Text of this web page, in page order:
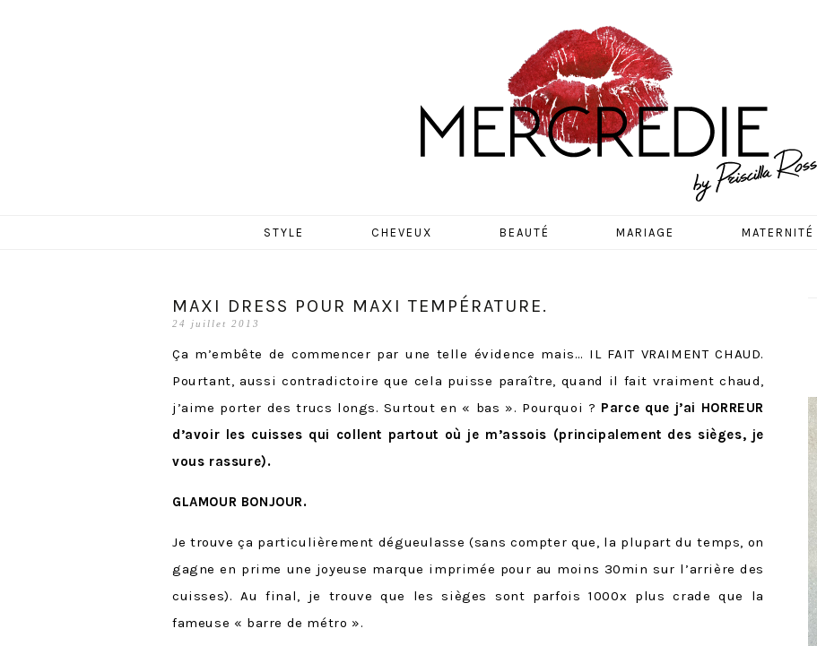
MERCREDIE
STYLE CHEVEUX BEAUTÉ MARIAGE MATERNITÉ
MAXI DRESS POUR MAXI TEMPÉRATURE.
24 juillet 2013
Ça m’embête de commencer par une telle évidence mais… IL FAIT VRAIMENT CHAUD.
Pourtant, aussi contradictoire que cela puisse paraître, quand il fait vraiment chaud,
j’aime porter des trucs longs. Surtout en « bas ». Pourquoi ? Parce que j’ai HORREUR
d’avoir les cuisses qui collent partout où je m’assois (principalement des sièges, je
vous rassure).
GLAMOUR BONJOUR.
Je trouve ça particulièrement dégueulasse (sans compter que, la plupart du temps, on
gagne en prime une joyeuse marque imprimée pour au moins 30min sur l’arrière des
cuisses). Au final, je trouve que les sièges sont parfois 1000x plus crade que la
fameuse « barre de métro ».